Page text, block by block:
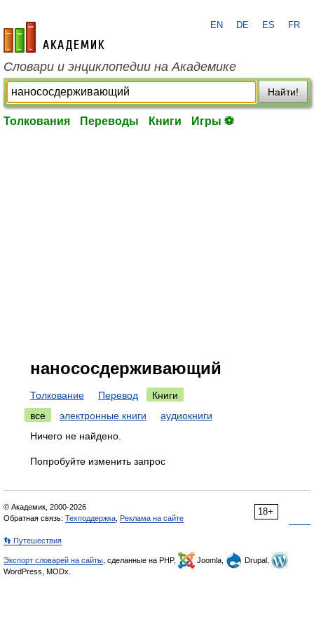
academic.ru
EN DE ES FR
Словари и энциклопедии на Академике
Найти!
Толкования Переводы Книги Игры ⚽
нанососдерживающий
Толкование Перевод
Книги
все
электронные книги
аудиокниги
Ничего не найдено.
Попробуйте изменить запрос
18+
© Академик, 2000-2026
Обратная связь: Техподдержка Реклама на сайте
👣 Путешествия
Экспорт словарей на сайты , сделанные на PHP, Joomla,
Drupal,
WordPress, MODx.